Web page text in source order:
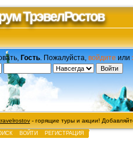
ТрэвелРостов
Гость . Пожалуйста, войдите или
- горящие туры и акции!
ВОЙТИ РЕГИСТРАЦИЯ